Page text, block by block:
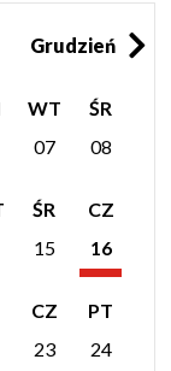
WT
07
ŚR
08
ŚR
15
listę
dnia:
CZ
16
Listopad
CZ
23
PT
24
Grudzień